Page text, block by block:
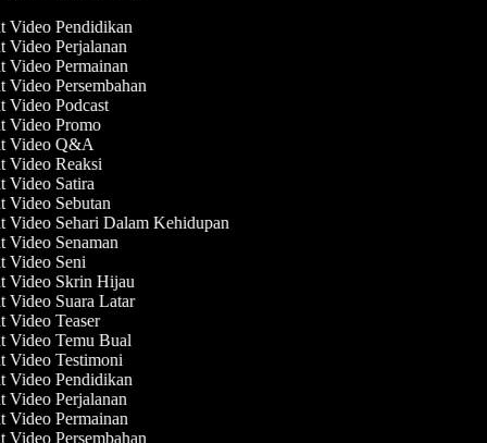
Video Pendidikan
Video Perjalanan
Video Permainan
Video Persembahan
Video Podcast
Video Promo
Video Q&A
Video Reaksi
Video Satira
Video Sebutan
Video Sehari Dalam Kehidupan
Video Senaman
Video Seni
Video Skrin Hijau
Video Suara Latar
Video Teaser
Video Temu Bual
Video Testimoni
Video Pendidikan
Video Perjalanan
Video Permainan
Video Persembahan